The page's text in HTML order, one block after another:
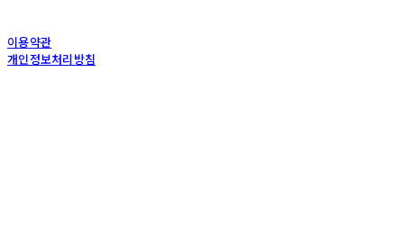
이용약관
개인정보처리방침